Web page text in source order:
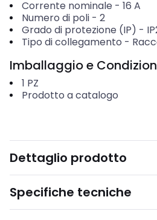
Corrente nominale - 16 A
Numero di poli- 2
Grado di protezione (IP) -
Tipo di collegamento -
Imballaggio e
1 PZ
Prodotto a catalogo
Dettaglio prodotto
Specifiche tecniche